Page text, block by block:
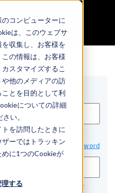
コンピューターに
は、このウェブサ
収集し、お客様を
の情報は、お客様
スタマイズするこ
他のメディアの訪
とを目的として利
についての詳細
い。
を訪問したときに
ーではトラッキン
に1つのCookieが
する
登録
Show password
long and include at